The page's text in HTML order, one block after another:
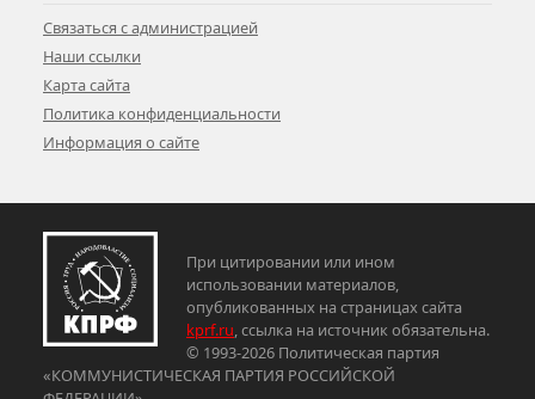
Связаться с администрацией
Наши ссылки
Карта сайта
Политика конфиденциальности
Информация о сайте
При цитировании или ином
использовании материалов,
опубликованных на страницах сайта
kprf.ru, ссылка на источник обязательна.
© 1993-2026 Политическая партия
«КОММУНИСТИЧЕСКАЯ ПАРТИЯ РОССИЙСКОЙ